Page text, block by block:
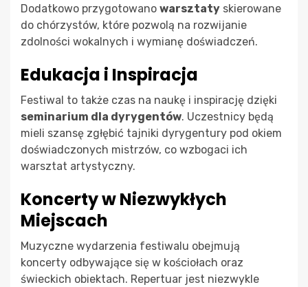
Dodatkowo przygotowano warsztaty skierowane
do chórzystów, które pozwolą na rozwijanie
zdolności wokalnych i wymianę doświadczeń.
Edukacja i Inspiracja
Festiwal to także czas na naukę i inspirację dzięki
seminarium dla dyrygentów. Uczestnicy będą
mieli szansę zgłębić tajniki dyrygentury pod okiem
doświadczonych mistrzów, co wzbogaci ich
warsztat artystyczny.
Koncerty w Niezwykłych
Miejscach
Muzyczne wydarzenia festiwalu obejmują
koncerty odbywające się w kościołach oraz
świeckich obiektach. Repertuar jest niezwykle